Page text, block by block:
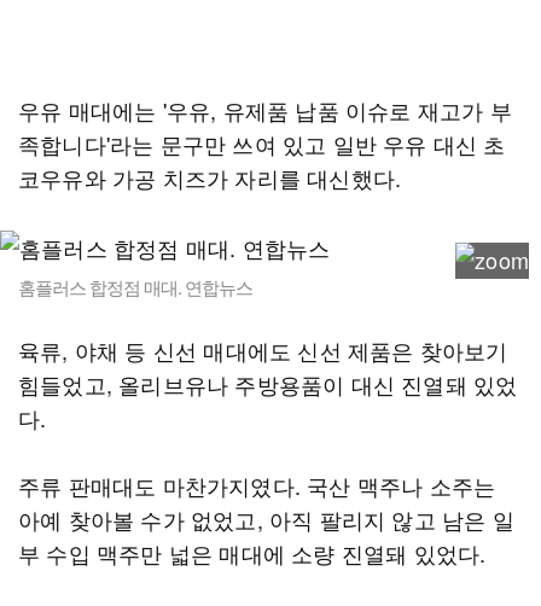
우유 매대에는 '우유, 유제품 납품 이슈로 재고가 부
족합니다'라는 문구만 쓰여 있고 일반 우유 대신 초
코우유와 가공 치즈가 자리를 대신했다.
홈플러스 합정점 매대. 연합뉴스
육류, 야채 등 신선 매대에도 신선 제품은 찾아보기
힘들었고, 올리브유나 주방용품이 대신 진열돼 있었
다.
주류 판매대도 마찬가지였다. 국산 맥주나 소주는
아예 찾아볼 수가 없었고, 아직 팔리지 않고 남은 일
부 수입 맥주만 넓은 매대에 소량 진열돼 있었다.